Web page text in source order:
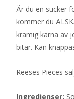
Är du en sucker
kommer du
krämig kärna av
bitar. Kan
Reeses Pieces
Ingredienser: